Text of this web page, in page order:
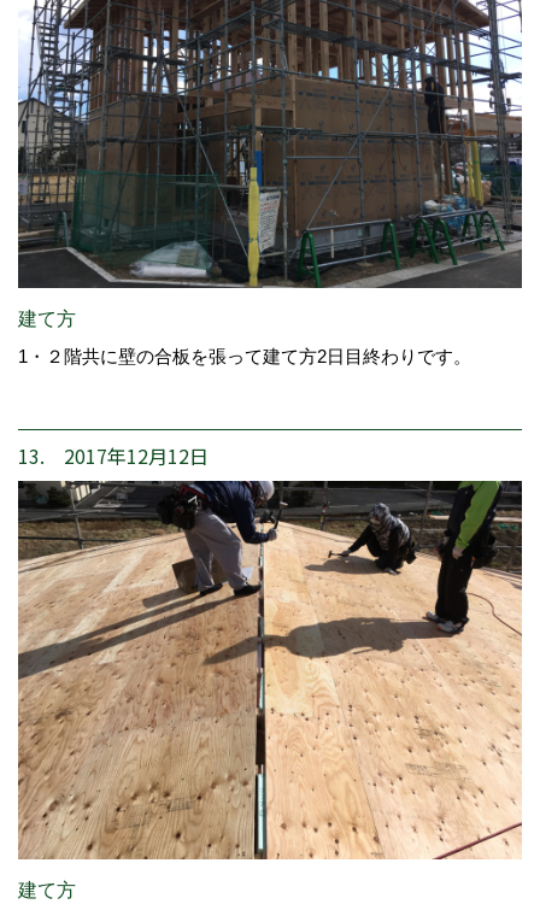
建て方
1・２階共に壁の合板を張って建て方2日目終わりです。
13. 2017年12月12日
建て方